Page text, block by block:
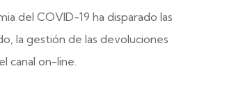
del COVID-19 ha disparado las
la gestión de las devoluciones
canal on-line.